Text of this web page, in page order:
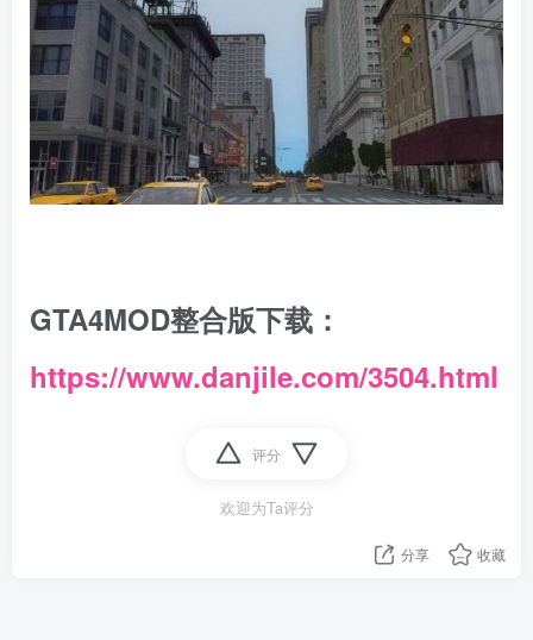
GTA4MOD整合版下载：
https://www.danjile.com/3504.html
评分
欢迎为Ta评分
分享 收藏